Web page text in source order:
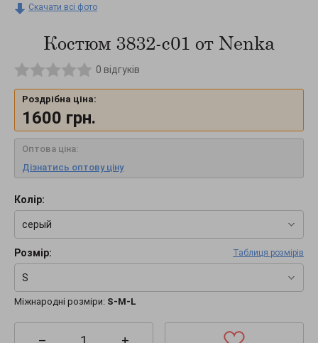
Скачати всі фото
Костюм 3832-c01 от Nenka
0 відгуків
Роздрібна ціна:
1600 грн.
Оптова ціна:
Дізнатись оптову ціну
Колір:
серый
Розмір: Таблиця розмірів
S
Міжнародні розміри: S-M-L